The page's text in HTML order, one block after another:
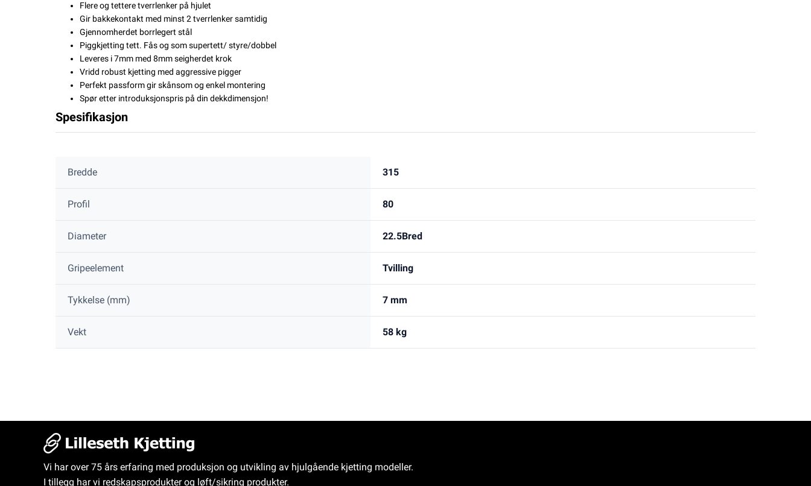
Flere og tettere tverrlenker på hjulet
Gir bakkekontakt med minst 2 tverrlenker samtidig
Gjennomherdet borrlegert stål
Piggkjetting tett. Fås og som supertett/ styre/dobbel
Leveres i 7mm med 8mm seigherdet krok
Vridd robust kjetting med aggressive pigger
Perfekt passform gir skånsom og enkel montering
Spør etter introduksjonspris på din dekkdimensjon!
Spesifikasjon
Bredde 315
Profil 80
Diameter 22.5Bred
Gripeelement Tvilling
Tykkelse (mm) 7 mm
Vekt 58 kg
Vi har over 75 års erfaring med produksjon og utvikling av hjulgående kjetting modeller.
I tillegg har vi redskapsprodukter og løft/sikring produkter.